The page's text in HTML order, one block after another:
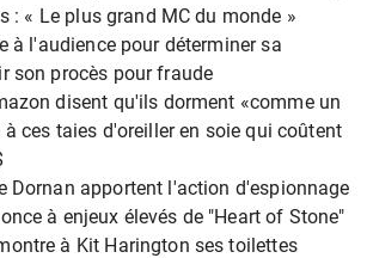
: « Le plus grand MC du monde »
à l'audience pour déterminer sa
son procès pour fraude
disent qu'ils dorment «comme un
à ces taies d'oreiller en soie qui coûtent
Dornan apportent l'action d'espionnage
à enjeux élevés de "Heart of Stone"
à Kit Harington ses toilettes